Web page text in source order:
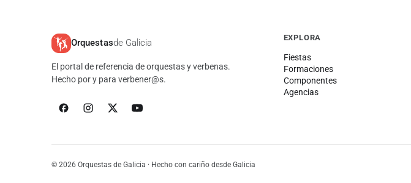
Orquestasde Galicia
El portal de referencia de orquestas y verbenas.
Hecho por y para verbener@s.
EXPLORA
Fiestas
Formaciones
Componentes
Agencias
© 2026 Orquestas de Galicia · Hecho con cariño desde Galicia